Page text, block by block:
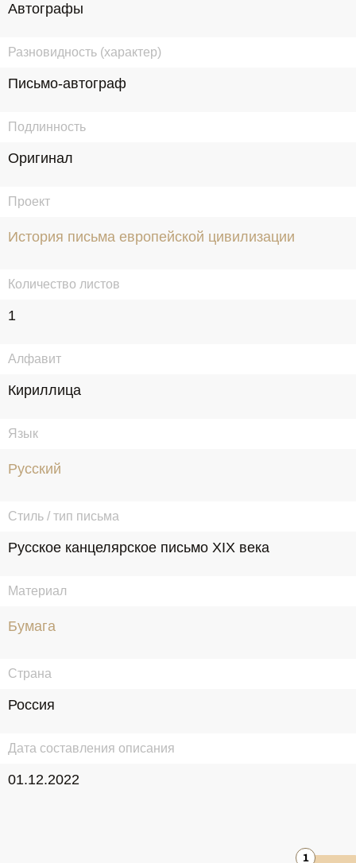
Автографы
Разновидность (характер)
Письмо-автограф
Подлинность
Оригинал
Проект
История письма европейской цивилизации
Количество листов
1
Алфавит
Кириллица
Язык
Русский
Стиль / тип письма
Русское канцелярское письмо XIX века
Материал
Бумага
Страна
Россия
Дата составления описания
01.12.2022
1